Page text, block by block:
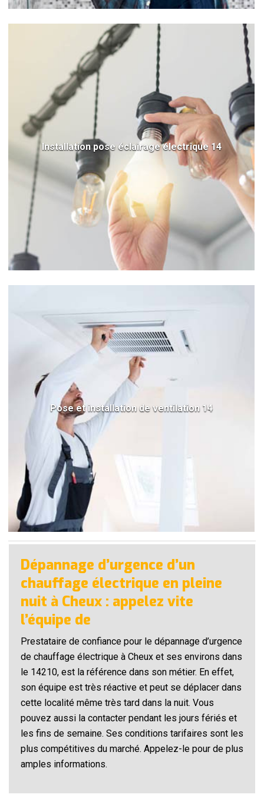
Installation pose éclairage électrique 14
Pose et installation de ventilation 14
Dépannage d’urgence d’un
chauffage électrique en pleine
nuit à Cheux : appelez vite
l’équipe de
Prestataire de confiance pour le dépannage d’urgence
de chauffage électrique à Cheux et ses environs dans
le 14210, est la référence dans son métier. En effet,
son équipe est très réactive et peut se déplacer dans
cette localité même très tard dans la nuit. Vous
pouvez aussi la contacter pendant les jours fériés et
les fins de semaine. Ses conditions tarifaires sont les
plus compétitives du marché. Appelez-le pour de plus
amples informations.